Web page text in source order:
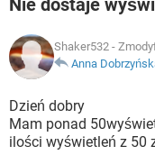
INSTAGRAM
WINDOWS 10
INSTAGRAM
WINDOWS 10
ANDROID
GRY
IOS
INSTAGRAM
WINDOWS 10
COVID-19
GRY
SPOTIFY
INSTAGRAM
ARTYKUŁY
COVID-19
GRY
Nie dostaje
Shaker532 -
Anna
Dzień dobry
Mam ponad
ilości wyświetleń z 50